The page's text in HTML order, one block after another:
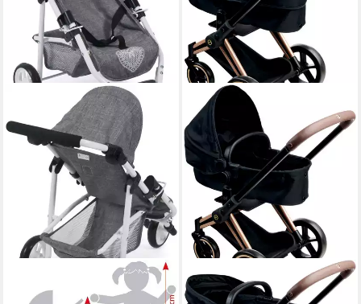
Puppenbuggy Jogging-Buggy
COROLLE®
Kombi-Puppenwagen Corolle,